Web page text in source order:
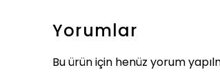
Yorumlar
Bu ürün için henüz yorum